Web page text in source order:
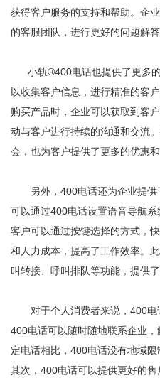
获得客户服务的支持和帮助。企
的客服团队，进行更好的问题解答
小轨®400电话也提供了更多的
以收集客户信息，进行精准的客
购买产品时，企业可以获取到客
动与客户进行持续的沟通和交流
会，也为客户提供了更多的优惠和
另外，400电话还为企业提供
可以通过400电话设置语音导航系
客户可以通过按键选择的方式，
和人力成本，提高了工作效率。
叫转接、呼叫排队等功能，提供
对于个人消费者来说，400电
400电话可以随时随地联系企业
定电话相比，400电话没有地域限
其次，400电话可以提供更好的